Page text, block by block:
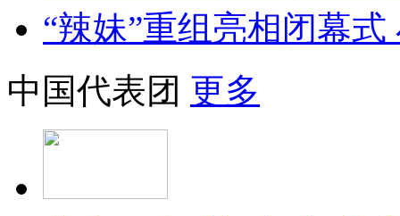
“辣妹”重组亮相闭幕
中国代表团 更多